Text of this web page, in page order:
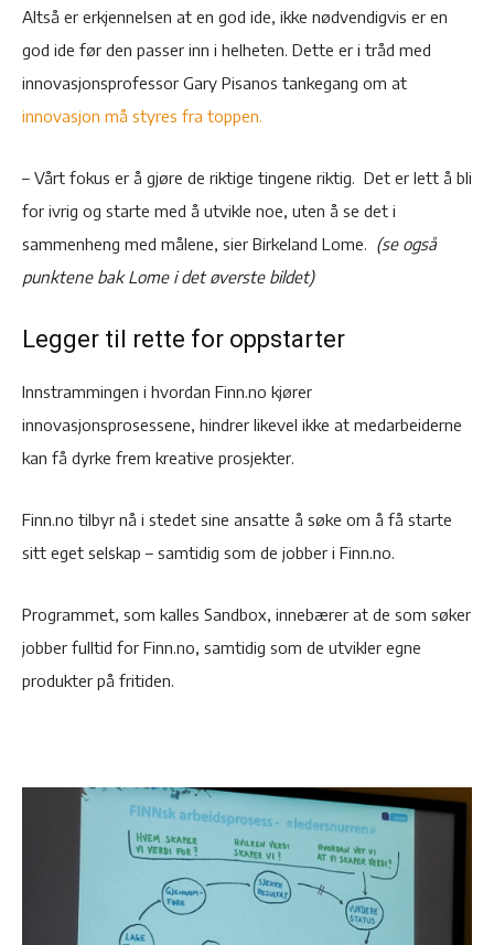
Altså er erkjennelsen at en god ide, ikke nødvendigvis er en
god ide før den passer inn i helheten. Dette er i tråd med
innovasjonsprofessor Gary Pisanos tankegang om at
innovasjon må styres fra toppen.
– Vårt fokus er å gjøre de riktige tingene riktig. Det er lett å bli
for ivrig og starte med å utvikle noe, uten å se det i
sammenheng med målene, sier Birkeland Lome. (se også
punktene bak Lome i det øverste bildet)
Legger til rette for oppstarter
Innstrammingen i hvordan Finn.no kjører
innovasjonsprosessene, hindrer likevel ikke at medarbeiderne
kan få dyrke frem kreative prosjekter.
Finn.no tilbyr nå i stedet sine ansatte å søke om å få starte
sitt eget selskap – samtidig som de jobber i Finn.no.
Programmet, som kalles Sandbox, innebærer at de som søker
jobber fulltid for Finn.no, samtidig som de utvikler egne
produkter på fritiden.